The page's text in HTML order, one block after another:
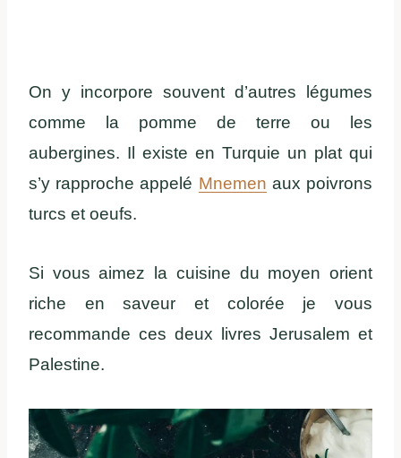
On y incorpore souvent d’autres légumes
comme la pomme de terre ou les
aubergines. Il existe en Turquie un plat qui
s’y rapproche appelé Mnemen aux poivrons
turcs et oeufs.
Si vous aimez la cuisine du moyen orient
riche en saveur et colorée je vous
recommande ces deux livres Jerusalem et
Palestine.